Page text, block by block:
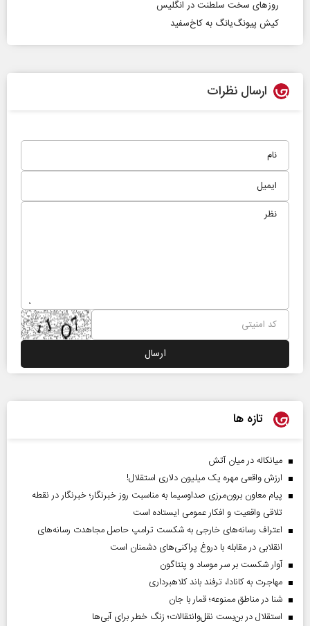
روزهای سخت سلطنت در انگلیس
کیش پیونگ‌یانگ به کاخ‌سفید
ارسال نظرات
تازه ها
میانکاله در میان آتش
ارزش واقعی مهره یک میلیون دلاری استقلال!
پیام معاون برون‌مرزی صداوسیما به مناسبت روز خبرنگار؛ خبرنگار در نقطه
تلاقی واقعیت و افکار عمومی ایستاده است
اعتراف رسانه‌های خارجی به شکست ترامپ حاصل مجاهدت رسانه‌های
انقلابی در مقابله با دروغ پراکنی‌های دشمنان است
آوار شکست بر سر موساد و پنتاگون
مهاجرت به کانادا، ترفند باند کلاهبرداری
شنا در مناطق ممنوعه؛ قمار با جان
استقلال در بن‌بست نقل‌وانتقالات؛ زنگ خطر برای آبی‌ها